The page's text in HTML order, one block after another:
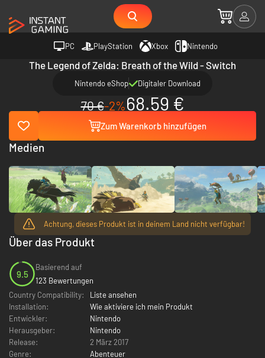
PC PlayStation Xbox Nintendo
The Legend of Zelda: Breath of the Wild - Switch
Nintendo eShop Digitaler Download
70 €-2%68.59 €
Zum Warenkorb hinzufügen
Achtung, dieses Produkt ist in deinem Land nicht verfügbar!
Über das Produkt
9.5
Basierend auf
123 Bewertungen
Country Compatibility:
Liste ansehen
Installation:
Wie aktiviere ich mein Produkt
Entwickler:
Nintendo
Herausgeber:
Nintendo
Release:
2 März 2017
Genre:
Abenteuer
Medien